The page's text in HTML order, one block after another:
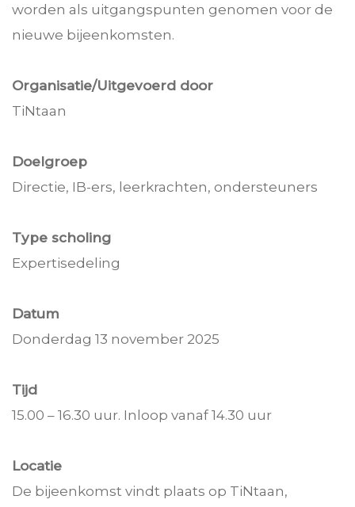
worden als uitgangspunten genomen voor de
nieuwe bijeenkomsten.
Organisatie/Uitgevoerd door
TiNtaan
Doelgroep
Directie, IB-ers, leerkrachten, ondersteuners
Type scholing
Expertisedeling
Datum
Donderdag 13 november 2025
Tijd
15.00 – 16.30 uur. Inloop vanaf 14.30 uur
Locatie
De bijeenkomst vindt plaats op TiNtaan,